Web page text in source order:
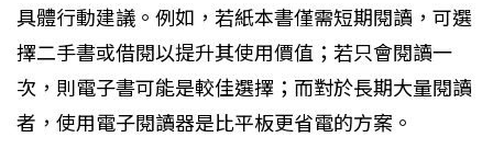
具體行動建議。例如，若紙本書僅需短期閱讀，可選
擇二手書或借閱以提升其使用價值；若只會閱讀一
次，則電子書可能是較佳選擇；而對於長期大量閱讀
者，使用電子閱讀器是比平板更省電的方案。